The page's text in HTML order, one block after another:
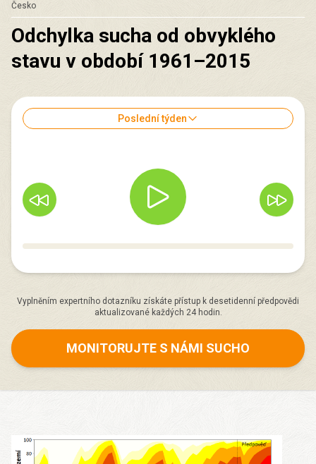
Česko
Odchylka sucha od obvyklého
stavu v období 1961–2015
Poslední týden
Vyplněním expertního dotazníku získáte přístup k desetidenní předpovědi
aktualizované každých 24 hodin.
MONITORUJTE S NÁMI SUCHO